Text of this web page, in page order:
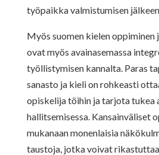
työpaikka valmistumisen jälkeen.
Myös suomen kielen oppiminen
ovat myös avainasemassa
työllistymisen kannalta. Paras
sanasto ja kieli on rohkeasti
opiskelija töihin ja tarjota tukea
hallitsemisessa. Kansainväliset
mukanaan monenlaisia
taustoja, jotka voivat